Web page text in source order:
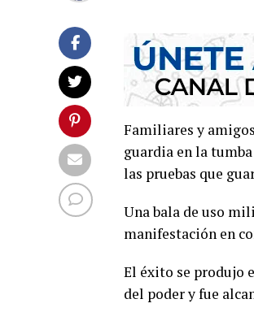
Familiares y
guardia en la
las pruebas que
Una bala de uso
manifestación en
El éxito se produjo
del poder y fue